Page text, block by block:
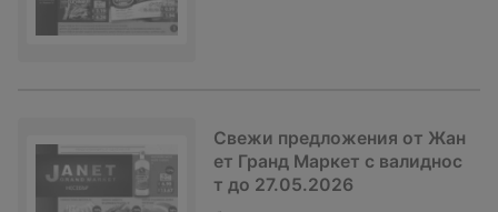
Свежи предложения от Жан
ет Гранд Маркет с валиднос
т до 27.05.2026